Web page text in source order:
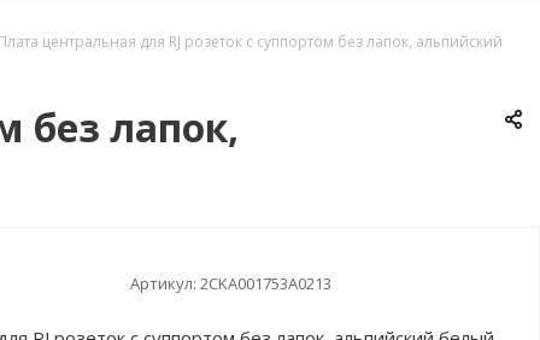
центральная для RJ розеток с суппортом без лапок, альпийский
без лапок,
Артикул: 2CKA001753A0213